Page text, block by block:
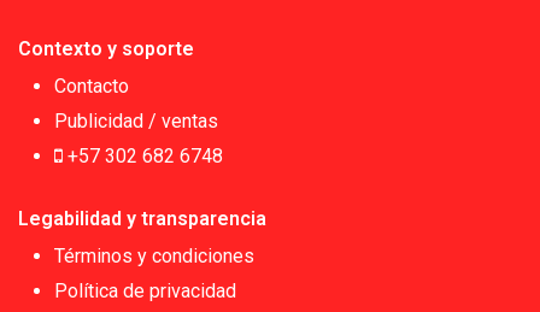
Contexto y soporte
Contacto
Publicidad / ventas
+57 302 682 6748
Legabilidad y transparencia
Términos y condiciones
Política de privacidad